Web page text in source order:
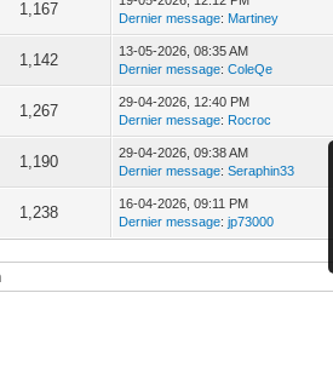
1,167
Dernier message: Martiney
1,142
13-05-2026, 08:35 AM
Dernier message:ColeQe
1,267
29-04-2026, 12:40 PM
Dernier message: Rocroc
1,190
29-04-2026, 09:38 AM
Dernier message:Seraphin33
1,238
16-04-2026, 09:11 PM
Dernier message:jp73000